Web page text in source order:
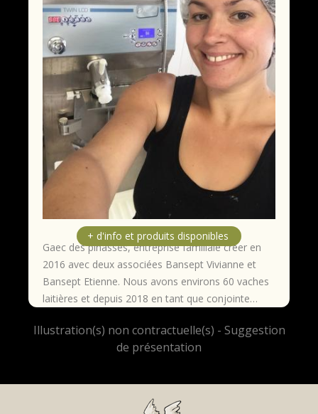
Gaec des pinasses, entreprise familiale créer en
2016 avec deux associées Bansept Vivianne et
Bansept Etienne. Nous avons environs 60 vaches
laitières et depuis 2018 en tant que conjointe…